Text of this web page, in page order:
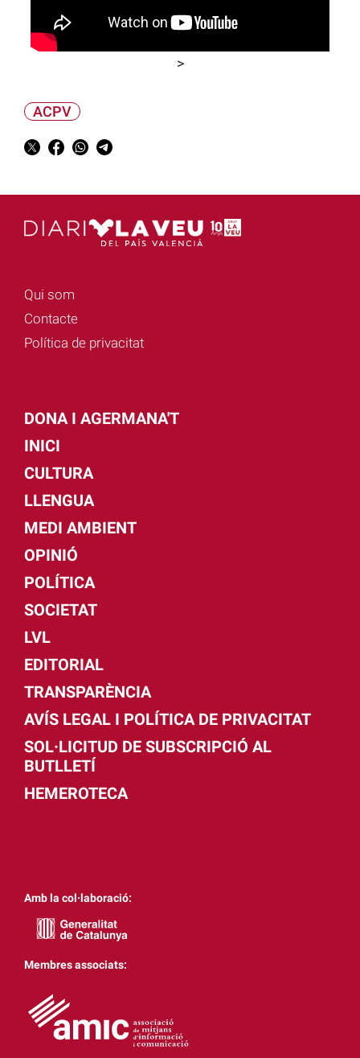
>
ACPV
Qui som
Contacte
Política de privacitat
DONA I AGERMANA'T
INICI
CULTURA
LLENGUA
MEDI AMBIENT
OPINIÓ
POLÍTICA
SOCIETAT
LVL
EDITORIAL
TRANSPARÈNCIA
AVÍS LEGAL I POLÍTICA DE PRIVACITAT
SOL·LICITUD DE SUBSCRIPCIÓ AL
BUTLLETÍ
HEMEROTECA
Amb la col·laboració:
Membres associats: